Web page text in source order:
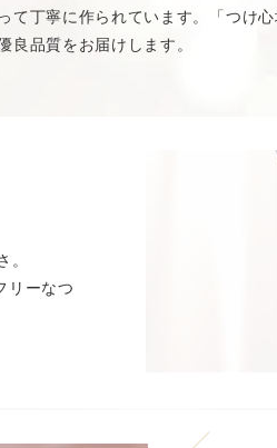
て丁寧に作られています。「つけ
良品質をお届けします。
。
リーなつ